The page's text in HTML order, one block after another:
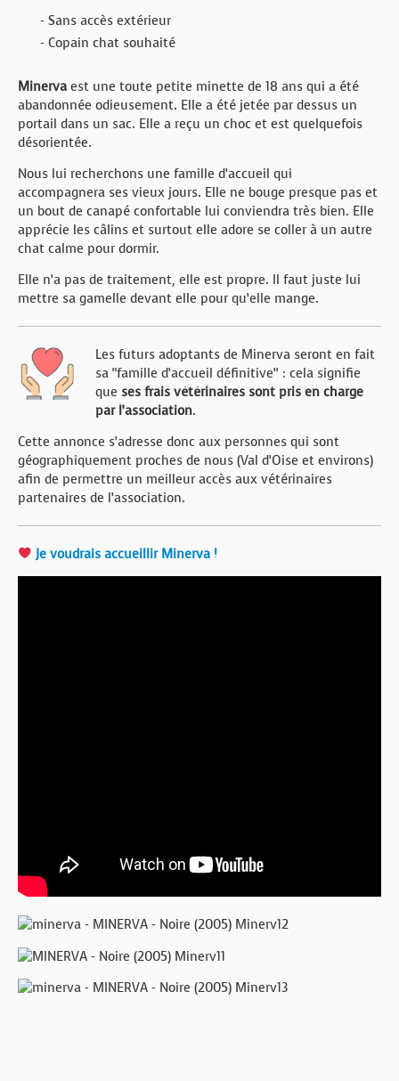
- Sans accès extérieur
- Copain chat souhaité
Minerva est une toute petite minette de 18 ans qui a été
abandonnée odieusement. Elle a été jetée par dessus un
portail dans un sac. Elle a reçu un choc et est quelquefois
désorientée.
Nous lui recherchons une famille d’accueil qui
accompagnera ses vieux jours. Elle ne bouge presque pas et
un bout de canapé confortable lui conviendra très bien. Elle
apprécie les câlins et surtout elle adore se coller à un autre
chat calme pour dormir.
Elle n’a pas de traitement, elle est propre. Il faut juste lui
mettre sa gamelle devant elle pour qu’elle mange.
Les futurs adoptants de Minerva seront en fait
sa “famille d’accueil définitive” : cela signifie
que ses frais vétérinaires sont pris en charge
par l’association.
Cette annonce s’adresse donc aux personnes qui sont
géographiquement proches de nous (Val d’Oise et environs)
afin de permettre un meilleur accès aux vétérinaires
partenaires de l’association.
Je voudrais accueillir Minerva !